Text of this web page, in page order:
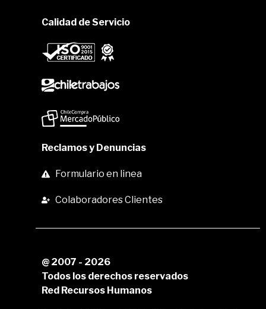
Calidad de Servicio
Reclamos y Denuncias
Formulario en linea
Colaboradores Clientes
@ 2007 - 2026
Todos los derechos reservados
Red Recursos Humanos